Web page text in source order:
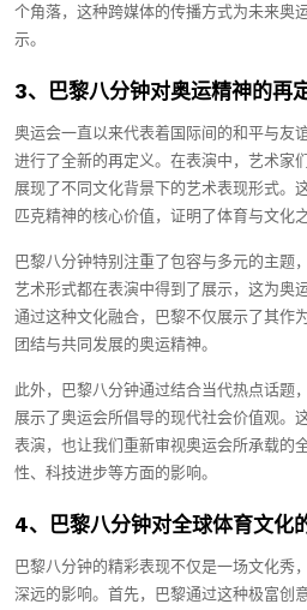
个角落，这种跨媒体的传播方式为未来奥
示。
3、巴黎八分钟对奥运精神的再
奥运会一直以来代表着国际间的和平与友
进行了全新的再定义。在表演中，艺术家
展现了不同文化背景下的艺术表现形式。
匹克精神的核心价值，证明了体育与文化
巴黎八分钟特别注重了包容与多元的主题
艺术形式都在表演中得到了展示，这为奥
通过这种文化融合，巴黎不仅展示了其作
团结与共同发展的奥运精神。
此外，巴黎八分钟通过结合当代热点话题
展示了奥运会所倡导的现代社会价值观。
表演，也让我们重新审视奥运会所承载的
性、科技进步等方面的影响。
4、巴黎八分钟对全球体育文化
巴黎八分钟的精彩表现不仅是一场文化秀
深远的影响。首先，巴黎通过这种极富创